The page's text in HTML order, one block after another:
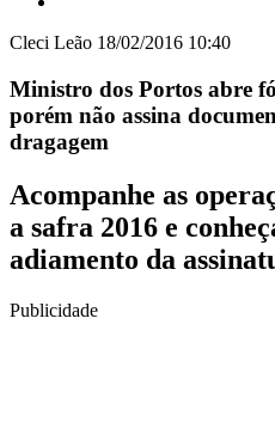
Cleci Leão 18/02/2016 10:40
Ministro dos Portos abre
porém não assina
dragagem
Acompanhe as
a safra 2016 e
adiamento da
Publicidade